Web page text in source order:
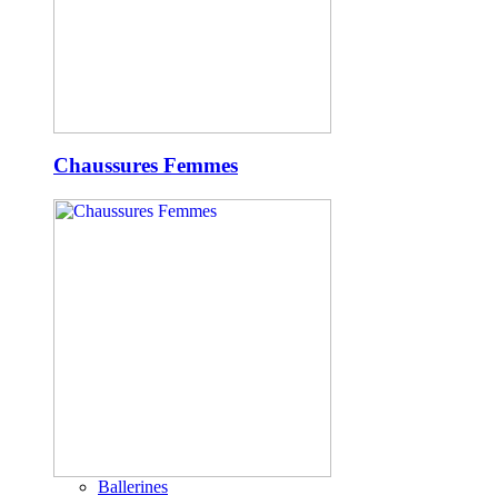
Chaussures Femmes
Ballerines